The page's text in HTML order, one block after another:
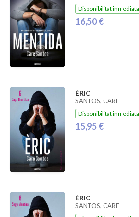
Disponibilitat inmediata
16,50 €
ÈRIC
SANTOS, CARE
Disponibilitat inmediata
15,95 €
ÉRIC
SANTOS, CARE